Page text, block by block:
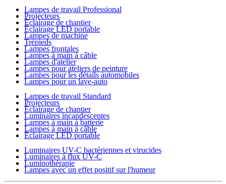
Lampes de travail Professional
Projecteurs
Éclairage de chantier
Éclairage LED portable
Lampes de machine
Trépieds
Lampes frontales
Lampes à main à câble
Lampes d'atelier
Lampes pour ateliers de peinture
Lampes pour les détails automobiles
Lampes pour un lave-auto
Lampes de travail Standard
Projecteurs
Éclairage de chantier
Luminaires incandescentes
Lampes à main à batterie
Lampes à main à câble
Éclairage LED portable
Luminaires UV-C bactériennes et virucides
Luminaires à flux UV-C
Luminothérapie
Lampes avec un effet positif sur l'humeur